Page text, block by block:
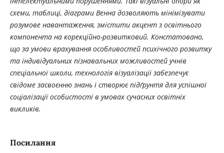
схеми, таблиці, діаграми Венна дозволяють мінімізувати
розумове навантаження, змістити акцент з освітнього
компонента на корекційно-розвитковий. Констатовано,
що за умови врахування особливостей психічного розвитку
та індивідуальних пізнавальних можливостей учнів
спеціальної школи, технологія візуалізації забезпечує
свідоме засвоєнню знань і створює підґрунтя для успішної
соціалізації особистості в умовах сучасних освітніх
викликів.
Посилання